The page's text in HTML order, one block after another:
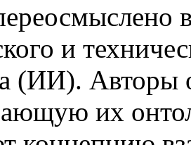
и
(ИИ). Авторы
их